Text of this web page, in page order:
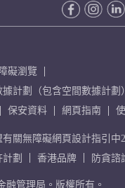
礙瀏覽
計劃（包含空間數據計劃）
保安資料 網頁指南
關無障礙網頁設計指引中
劃
香港品牌 防貪諮
融管理局。版權所有。